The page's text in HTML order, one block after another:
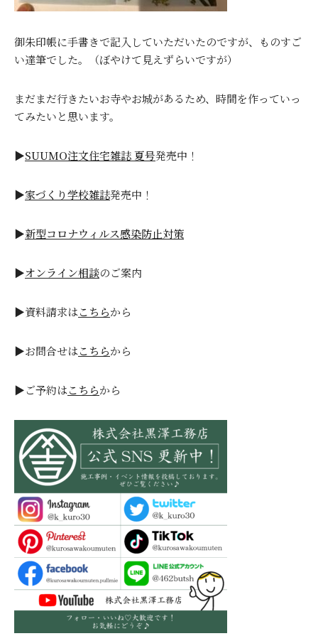
御朱印帳に手書きで記入していただいたのですが、ものすご
い達筆でした。（ぼやけて見えずらいですが）
まだまだ行きたいお寺やお城があるため、時間を作っていっ
てみたいと思います。
▶SUUMO注文住宅雑誌 夏号発売中！
▶家づくり学校雑誌発売中！
▶新型コロナウィルス感染防止対策
▶オンライン相談のご案内
▶資料請求はこちらから
▶お問合せはこちらから
▶ご予約はこちらから